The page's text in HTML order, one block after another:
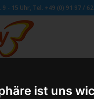
ist uns
9 - 15 Uhr, Tel. +49 (0) 91 97 /